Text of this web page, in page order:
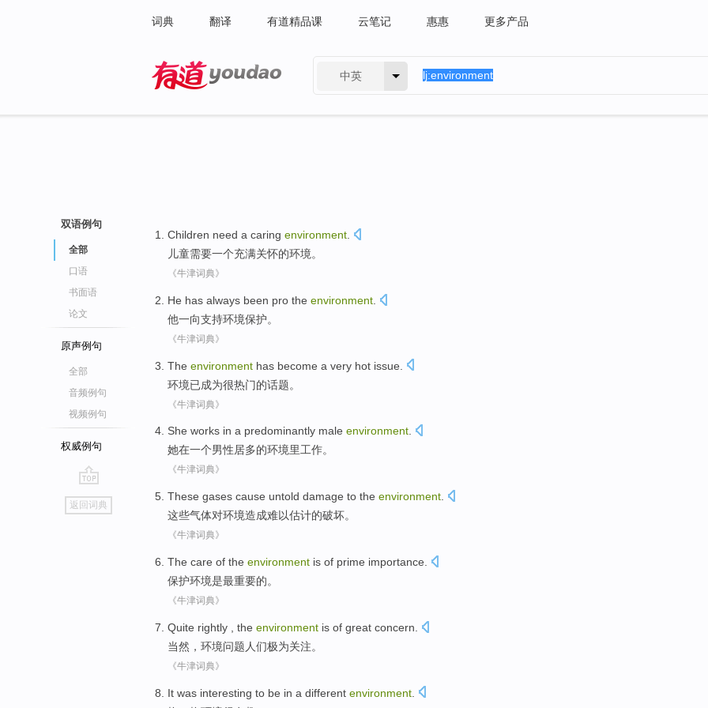
词典 翻译 有道精品课 云笔记 惠惠 更多产品
中英
双语例句
全部
口语
书面语
论文
原声例句
全部
音频例句
视频例句
权威例句
go
top
返回词典
Children need a caring environment
儿童需要一个充满关怀的环境。
《牛津词典》
He has always been pro the environment
他一向支持环境保护。
《牛津词典》
The environment has become a very hot issue
环境已成为很热门的话题。
《牛津词典》
She works in a predominantly male environment.
她在一个男性居多的环境里工作。
《牛津词典》
These gases cause untold damage to the environment
这些气体对环境造成难以估计的破坏。
《牛津词典》
The care of the environment is of prime importance
保护环境是最重要的。
《牛津词典》
Quite rightly , the environment is of great concern
当然 ， 环境问题人们极为关注。
《牛津词典》
It was interesting to be in a different environment